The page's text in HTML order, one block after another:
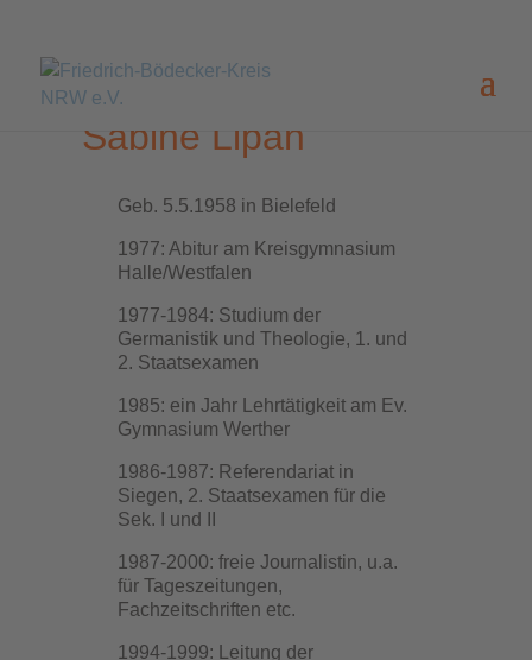
Sabine Lipan
Geb. 5.5.1958 in Bielefeld
1977: Abitur am Kreisgymnasium
Halle/Westfalen
1977-1984: Studium der
Germanistik und Theologie, 1. und
2. Staatsexamen
1985: ein Jahr Lehrtätigkeit am Ev.
Gymnasium Werther
1986-1987: Referendariat in
Siegen, 2. Staatsexamen für die
Sek. I und II
1987-2000: freie Journalistin, u.a.
für Tageszeitungen,
Fachzeitschriften etc.
1994-1999: Leitung der